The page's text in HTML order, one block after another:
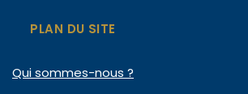
PLAN DU SITE
Quisommes-nous ?